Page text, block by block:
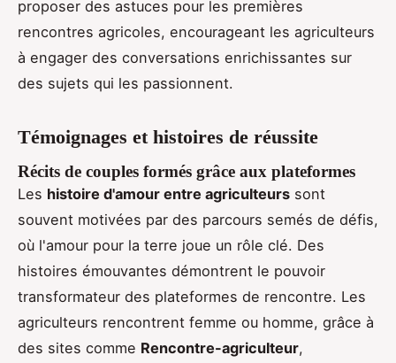
proposer des astuces pour les premières
rencontres agricoles, encourageant les agriculteurs
à engager des conversations enrichissantes sur
des sujets qui les passionnent.
Témoignages et histoires de réussite
Récits de couples formés grâce aux plateformes
Les histoire d'amour entre agriculteurs sont
souvent motivées par des parcours semés de défis,
où l'amour pour la terre joue un rôle clé. Des
histoires émouvantes démontrent le pouvoir
transformateur des plateformes de rencontre. Les
agriculteurs rencontrent femme ou homme, grâce à
des sites comme Rencontre-agriculteur,